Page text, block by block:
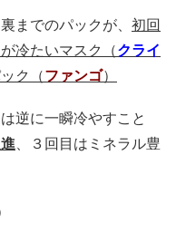
までのパックが、 初回
冷たいマスク（クライ
ク（ファンゴ）
は逆に一瞬冷やすこと
、３回目はミネラル豊